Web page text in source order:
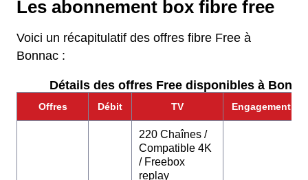
Les abonnement box fibre free
Voici un récapitulatif des offres fibre Free à
Bonnac :
Détails des offres Free disponibles à
Offres Débit TV Engagement
220 Chaînes /
Compatible 4K
/ Freebox
replay